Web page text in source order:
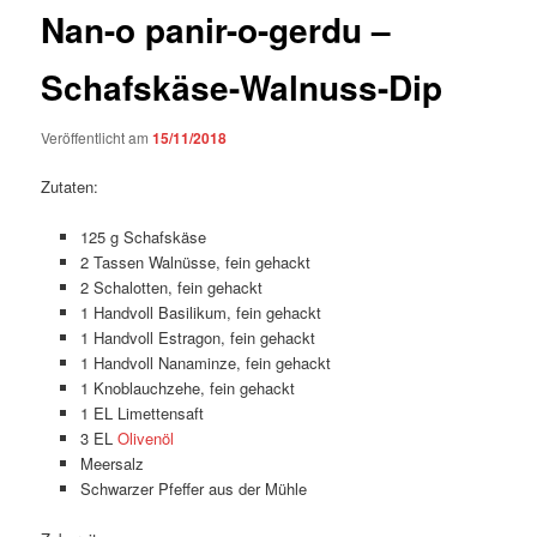
Nan-o panir-o-gerdu –
Schafskäse-Walnuss-Dip
Veröffentlicht am15/11/2018
Zutaten:
125 g Schafskäse
2 Tassen Walnüsse, fein gehackt
2 Schalotten, fein gehackt
1 Handvoll Basilikum, fein gehackt
1 Handvoll Estragon, fein gehackt
1 Handvoll Nanaminze, fein gehackt
1 Knoblauchzehe, fein gehackt
1 EL Limettensaft
3 EL Olivenöl
Meersalz
Schwarzer Pfeffer aus der Mühle